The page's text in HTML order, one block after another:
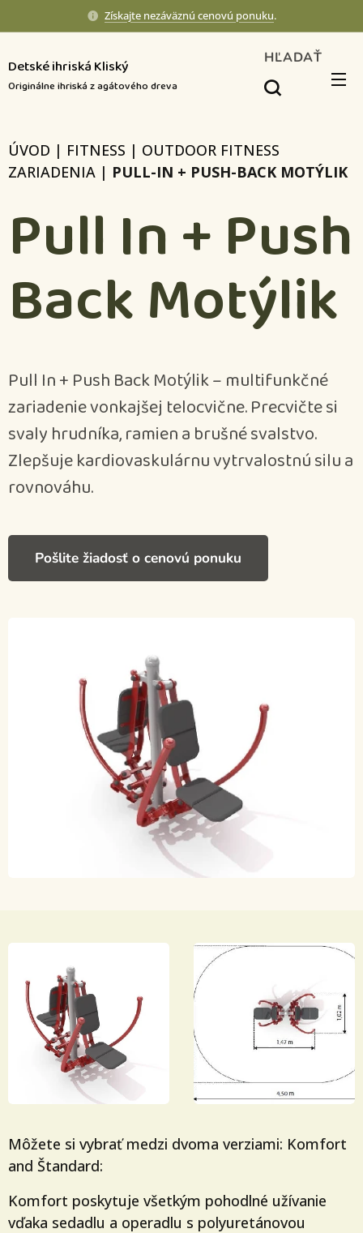
Získajte nezáväznú cenovú ponuku.
Detské ihriská Kliský
Originálne ihriská z agátového dreva
HĽADAŤ
ÚVOD | FITNESS | OUTDOOR FITNESS
ZARIADENIA | PULL-IN + PUSH-BACK MOTÝLIK
Pull In + Push
Back Motýlik
Pull In + Push Back Motýlik – multifunkčné
zariadenie vonkajšej telocvične. Precvičte si
svaly hrudníka, ramien a brušné svalstvo.
Zlepšuje kardiovaskulárnu vytrvalostnú silu a
rovnováhu.
Pošlite žiadosť o cenovú ponuku
Môžete si vybrať medzi dvoma verziami: Komfort
and Štandard:
Komfort poskytuje všetkým pohodlné užívanie
vďaka sedadlu a operadlu s polyuretánovou